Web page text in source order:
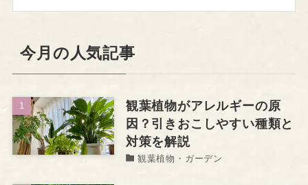
今月の人気記事
観葉植物がアレルギーの原
因？引きおこしやすい種類と
対策を解説
観葉植物・ガーデン